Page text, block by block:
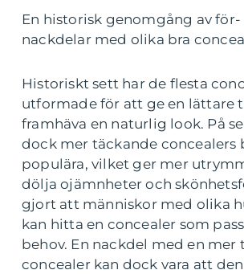
En historisk genomgång av för-
nackdelar med olika bra
Historiskt sett har de flesta
utformade för att ge en lättare
framhäva en naturlig look. På
dock mer täckande concealers
populära, vilket ger mer
dölja ojämnheter och
gjort att människor med olika
kan hitta en concealer som
behov. En nackdel med en mer
concealer kan dock vara att